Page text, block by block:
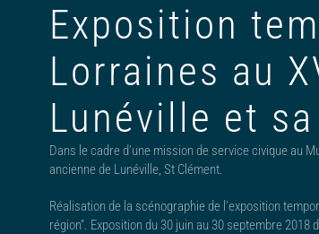
Exposition
Lorraines au
Lunéville et sa
Dans le cadre d’une mission de service civique au
ancienne de Lunéville, St Clément.
Réalisation de la scénographie de l’exposition
région”. Exposition du 30 juin au 30 septembre